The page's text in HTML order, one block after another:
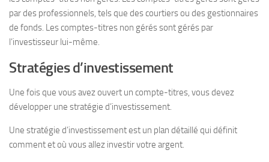
par des professionnels, tels que des courtiers ou des gestionnaires
de fonds. Les comptes-titres non gérés sont gérés par
l’investisseur lui-même.
Stratégies d’investissement
Une fois que vous avez ouvert un compte-titres, vous devez
développer une stratégie d’investissement.
Une stratégie d’investissement est un plan détaillé qui définit
comment et où vous allez investir votre argent.